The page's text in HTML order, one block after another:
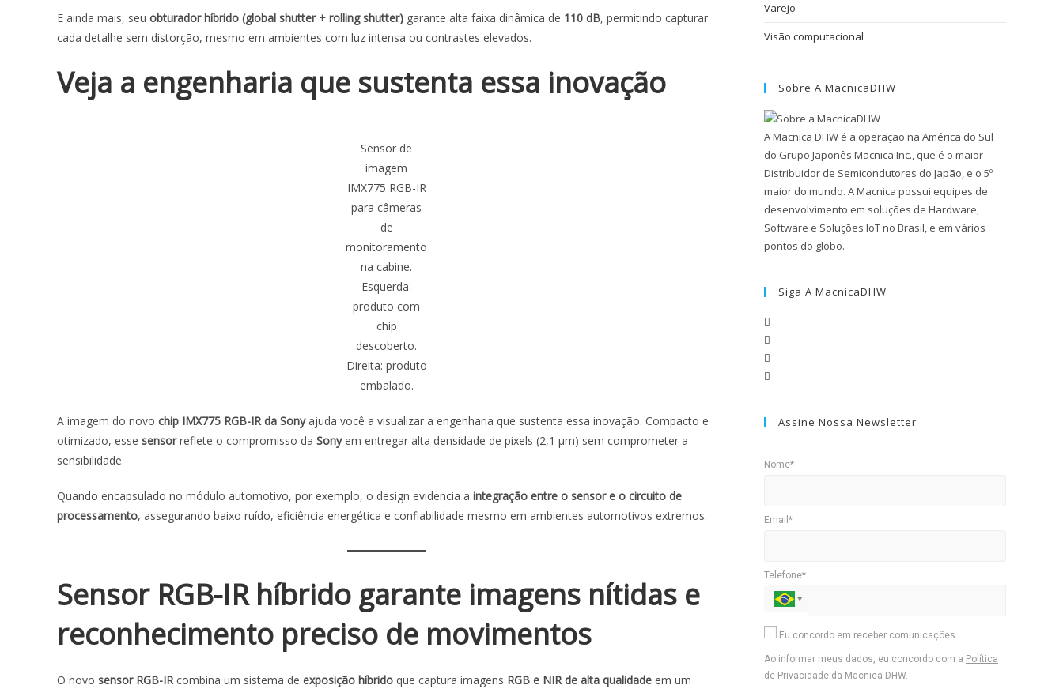
E ainda mais, seu obturador híbrido (global shutter + rolling shutter) garante alta faixa dinâmica de 110 dB, permitindo capturar
cada detalhe sem distorção, mesmo em ambientes com luz intensa ou contrastes elevados.
Veja a engenharia que sustenta essa inovação
Sensor de
imagem
IMX775 RGB-IR
para câmeras
de
monitoramento
na cabine.
Esquerda:
produto com
chip
descoberto.
Direita: produto
embalado.
A imagem do novo chip IMX775 RGB-IR da Sonyajuda você a visualizar a engenharia que sustenta essa inovação. Compacto e
otimizado, esse sensorreflete o compromisso da Sonyem entregar alta densidade de pixels (2,1 µm) sem comprometer a
sensibilidade.
Quando encapsulado no módulo automotivo, por exemplo, o design evidencia a integração entre o sensor e o circuito de
processamento, assegurando baixo ruído, eficiência energética e confiabilidade mesmo em ambientes automotivos extremos.
Sensor RGB-IR híbrido garante imagens nítidas e
reconhecimento preciso de movimentos
O novo sensor RGB-IRcombina um sistema de exposição híbrido que captura imagens RGB e NIR de alta qualidade em um
Varejo
Visão computacional
Sobre A MacnicaDHW
A Macnica DHW é a operação na América do Sul
do Grupo Japonês Macnica Inc., que é o maior
Distribuidor de Semicondutores do Japão, e o 5º
maior do mundo. A Macnica possui equipes de
desenvolvimento em soluções de Hardware,
Software e Soluções IoT no Brasil, e em vários
pontos do globo.
Siga A MacnicaDHW
Assine Nossa Newsletter
Nome*
Email*
Telefone*
Eu concordo em receber comunicações.
Ao informar meus dados, eu concordo com a Política
de Privacidade da Macnica DHW.